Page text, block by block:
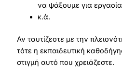
να ψάξουμε για
κ.ά.
Αν ταυτίζεστε με την
τότε η εκπαιδευτική
στιγμή αυτό που χρειάζεστε.